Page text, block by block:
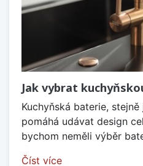
Jak vybrat
Kuchyňská baterie,
pomáhá udávat design
bychom neměli výběr
Číst více